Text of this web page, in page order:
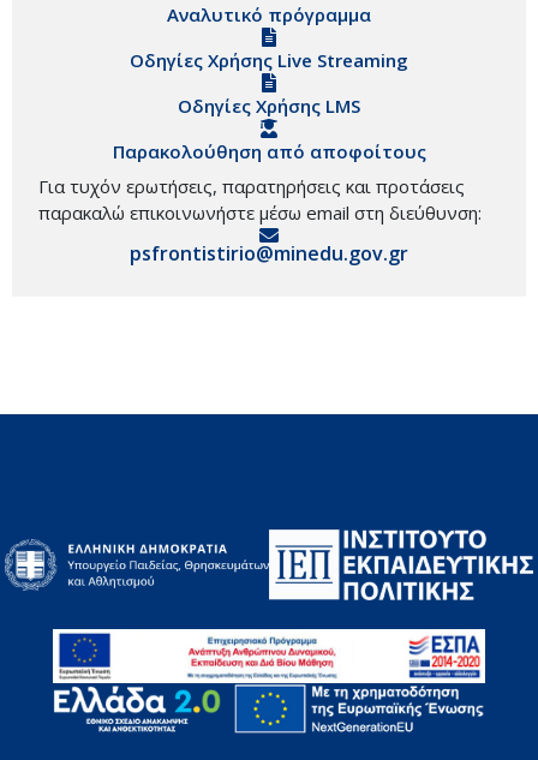
Αναλυτικό πρόγραμμα
Οδηγίες Χρήσης Live Streaming
Οδηγίες Χρήσης LMS
Παρακολούθηση από αποφοίτους
Για τυχόν ερωτήσεις, παρατηρήσεις και προτάσεις
παρακαλώ επικοινωνήστε μέσω email στη διεύθυνση:
psfrontistirio@minedu.gov.gr